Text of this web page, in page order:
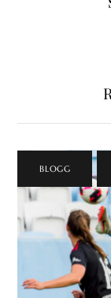
BLOGG